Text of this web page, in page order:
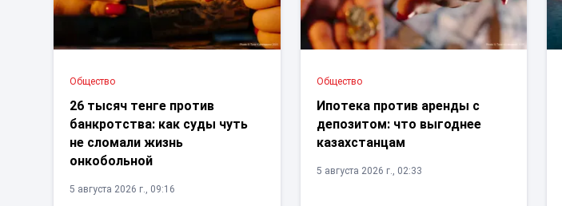
Общество
26 тысяч тенге против
банкротства: как суды чуть
не сломали жизнь
онкобольной
5 августа 2026 г., 09:16
Общество
Ипотека против аренды с
депозитом: что выгоднее
казахстанцам
5 августа 2026 г., 02:33